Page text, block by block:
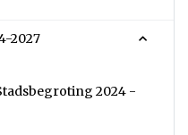
2027
2024 -